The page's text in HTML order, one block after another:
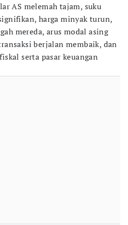
AS melemah tajam, suku
harga minyak turun,
mereda, arus modal asing
berjalan membaik, dan
serta pasar keuangan